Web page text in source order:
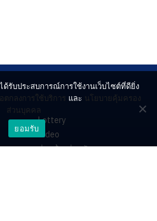
Lottery
Video
ร่วมด้วยช่วยกัน
ด้รับประสบการณ์การใช้งานเว็บไซต์ที่ดียิ่ง
ตกลงการใช้บริการ และ นโยบายคุ้มครอง
ส่วนบุคคล
ยอมรับ